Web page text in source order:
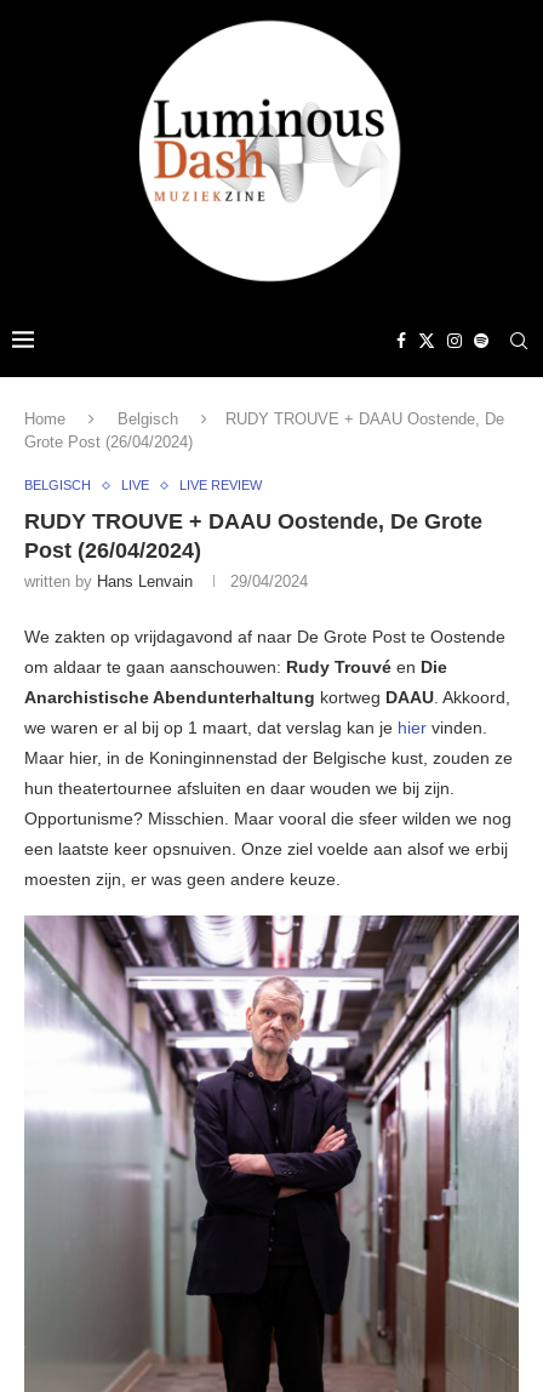
Home Belgisch
RUDY TROUVE + DAAU Oostende, De
Grote Post (26/04/2024)
BELGISCH LIVE LIVE REVIEW
RUDY TROUVE + DAAU Oostende, De Grote
Post (26/04/2024)
written by Hans Lenvain 29/04/2024
We zakten op vrijdagavond af naar De Grote Post te Oostende
om aldaar te gaan aanschouwen: Rudy Trouvé en Die
Anarchistische Abendunterhaltung kortweg DAAU. Akkoord,
we waren er al bij op 1 maart, dat verslag kan je hier vinden.
Maar hier, in de Koninginnenstad der Belgische kust, zouden ze
hun theatertournee afsluiten en daar wouden we bij zijn.
Opportunisme? Misschien. Maar vooral die sfeer wilden we nog
een laatste keer opsnuiven. Onze ziel voelde aan alsof we erbij
moesten zijn, er was geen andere keuze.